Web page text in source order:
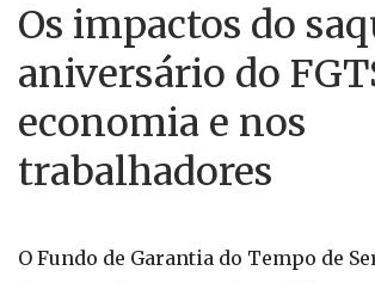
Os impactos do
aniversário do
economia e nos
trabalhadores
O Fundo de Garantia do Tempo de